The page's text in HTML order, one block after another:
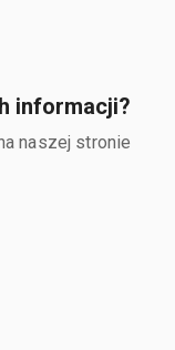
informacji?
naszej stronie